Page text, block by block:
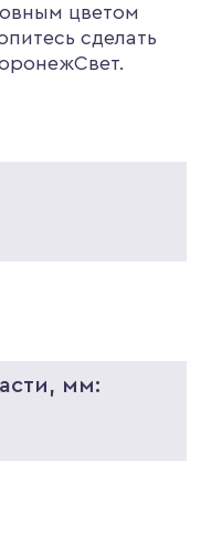
цветом
сделать
мм: